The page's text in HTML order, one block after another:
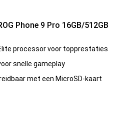
Phone 9 Pro 16GB/512GB
processor voor topprestaties
snelle gameplay
met een MicroSD-kaart